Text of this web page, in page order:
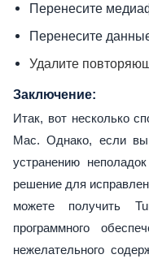
Перенесите
Перенесите
Удалите
Заключение:
Итак, вот несколько
Mac. Однако, если
устранению
решение для
можете получить
программного
нежелательного